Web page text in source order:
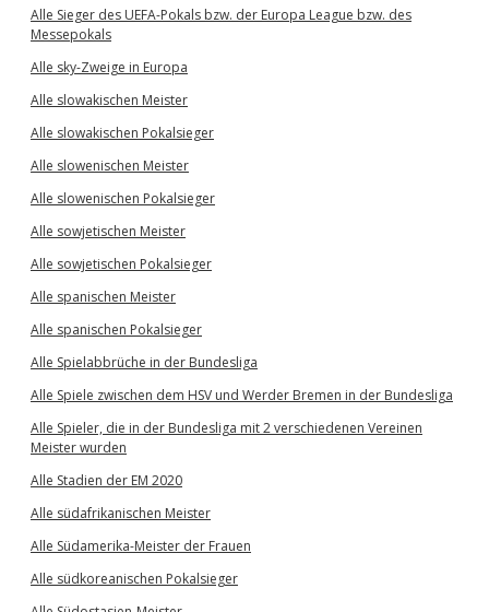
Alle Sieger des UEFA-Pokals bzw. der Europa League bzw. des
Messepokals
Alle sky-Zweige in Europa
Alle slowakischen Meister
Alle slowakischen Pokalsieger
Alle slowenischen Meister
Alle slowenischen Pokalsieger
Alle sowjetischen Meister
Alle sowjetischen Pokalsieger
Alle spanischen Meister
Alle spanischen Pokalsieger
Alle Spielabbrüche in der Bundesliga
Alle Spiele zwischen dem HSV und Werder Bremen in der Bundesliga
Alle Spieler, die in der Bundesliga mit 2 verschiedenen Vereinen
Meister wurden
Alle Stadien der EM 2020
Alle südafrikanischen Meister
Alle Südamerika-Meister der Frauen
Alle südkoreanischen Pokalsieger